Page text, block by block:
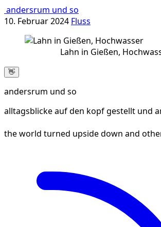
andersrum und so
10. Februar 2024 Fluss
Lahn in Gießen,
👋
andersrum und so
alltagsblicke auf den kopf gestellt und
the world turned upside down and